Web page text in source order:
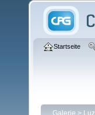
Startseite
Galerie >